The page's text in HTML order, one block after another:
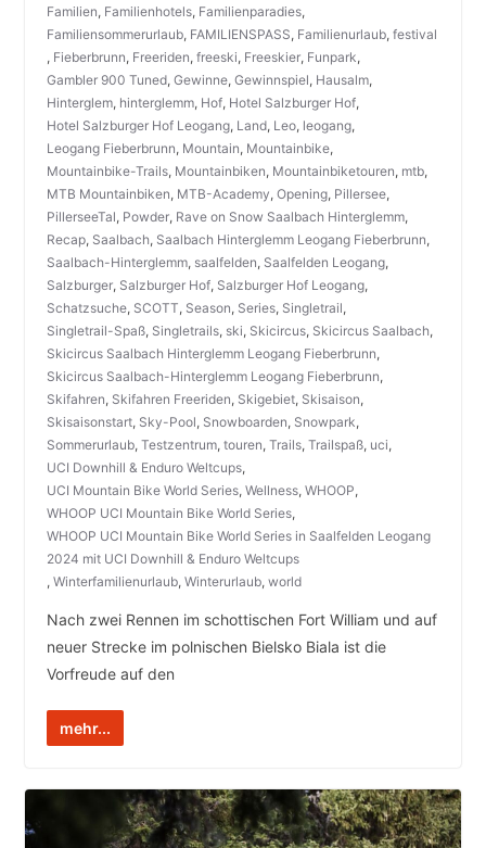
Familien, Familienhotels, Familienparadies,
Familiensommerurlaub, FAMILIENSPASS, Familienurlaub, festival
, Fieberbrunn, Freeriden, freeski, Freeskier, Funpark,
Gambler 900 Tuned, Gewinne, Gewinnspiel, Hausalm,
Hinterglem, hinterglemm, Hof, Hotel Salzburger Hof,
Hotel Salzburger Hof Leogang, Land, Leo, leogang,
Leogang Fieberbrunn, Mountain, Mountainbike,
Mountainbike-Trails, Mountainbiken, Mountainbiketouren, mtb,
MTB Mountainbiken, MTB-Academy, Opening, Pillersee,
PillerseeTal, Powder, Rave on Snow Saalbach Hinterglemm,
Recap, Saalbach, Saalbach Hinterglemm Leogang Fieberbrunn,
Saalbach-Hinterglemm, saalfelden, Saalfelden Leogang,
Salzburger, Salzburger Hof, Salzburger Hof Leogang,
Schatzsuche, SCOTT, Season, Series, Singletrail,
Singletrail-Spaß, Singletrails, ski, Skicircus, Skicircus Saalbach,
Skicircus Saalbach Hinterglemm Leogang Fieberbrunn,
Skicircus Saalbach-Hinterglemm Leogang Fieberbrunn,
Skifahren, Skifahren Freeriden, Skigebiet, Skisaison,
Skisaisonstart, Sky-Pool, Snowboarden, Snowpark,
Sommerurlaub, Testzentrum, touren, Trails, Trailspaß, uci,
UCI Downhill & Enduro Weltcups,
UCI Mountain Bike World Series, Wellness, WHOOP,
WHOOP UCI Mountain Bike World Series,
WHOOP UCI Mountain Bike World Series in Saalfelden Leogang
2024 mit UCI Downhill & Enduro Weltcups
, Winterfamilienurlaub, Winterurlaub, world
Nach zwei Rennen im schottischen Fort William und auf
neuer Strecke im polnischen Bielsko Biala ist die
Vorfreude auf den
mehr...